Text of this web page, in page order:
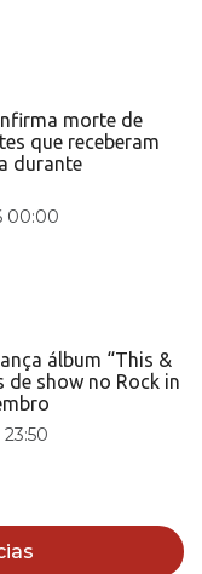
morte de
que receberam
durante
00:00
álbum “This &
de show no Rock in